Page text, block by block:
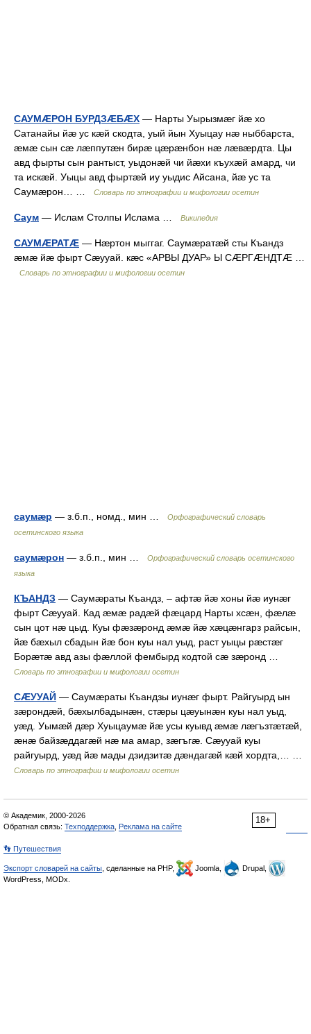
САУМÆРОН БУРДЗÆБÆХ — Нарты Уырызмæг йæ хо
Сатанайы йæ ус кæй скодта, уый йын Хуыцау нæ ныббарста,
æмæ сын сæ лæппутæн бирæ цæрæнбон нæ лæвæрдта. Цы
авд фырты сын рантыст, уыдонæй чи йæхи къухæй амард, чи
та искæй. Уыцы авд фыртæй иу уыдис Айсана, йæ ус та
Саумæрон… …
Словарь по этнографии и мифологии осетин
Саум — Ислам Столпы Ислама … Википедия
САУМÆРАТÆ — Нæртон мыггаг. Саумæратæй сты Къандз
æмæ йæ фырт Сæууай. кæс «АРВЫ ДУАР» Ы СÆРГÆНДТÆ …
Словарь по этнографии и мифологии осетин
саумæр — з.б.п., номд., мин …
Орфографический словарь
осетинского языка
саумæрон — з.б.п., мин …
Орфографический словарь осетинского
языка
КЪАНДЗ — Саумæраты Къандз, – афтæ йæ хоны йæ иунæг
фырт Сæууай. Кад æмæ радæй фæцард Нарты хсæн, фæлæ
сын цот нæ цыд. Куы фæзæронд æмæ йæ хæцæнгарз райсын,
йæ бæхыл сбадын йæ бон куы нал уыд, раст уыцы рæстæг
Борæтæ авд азы фæллой фембырд кодтой сæ зæронд …
Словарь по этнографии и мифологии осетин
СÆУУАЙ — Саумæраты Къандзы иунæг фырт. Райгуырд ын
зæрондæй, бæхылбадынæн, стæры цæуынæн куы нал уыд,
уæд. Уымæй дæр Хуыцаумæ йæ усы куывд æмæ лæгъзтæтæй,
æнæ байзæддагæй нæ ма амар, зæгъгæ. Сæууай куы
райгуырд, уæд йæ мады дзидзитæ дæндагæй кæй хордта,… …
Словарь по этнографии и мифологии осетин
18+
© Академик, 2000-2026
Обратная связь: Техподдержка Реклама на сайте
👣 Путешествия
Экспорт словарей на сайты , сделанные на PHP, Joomla,
Drupal,
WordPress, MODx.